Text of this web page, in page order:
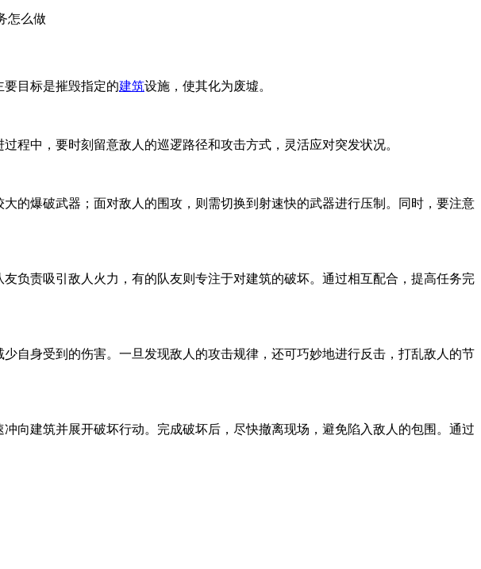
目标是摧毁指定的建筑设施，使其化为废墟。
程中，要时刻留意敌人的巡逻路径和攻击方式，灵活应对突发状况。
的爆破武器；面对敌人的围攻，则需切换到射速快的武器进行压制。同时，要注意
负责吸引敌人火力，有的队友则专注于对建筑的破坏。通过相互配合，提高任务完
自身受到的伤害。一旦发现敌人的攻击规律，还可巧妙地进行反击，打乱敌人的节
向建筑并展开破坏行动。完成破坏后，尽快撤离现场，避免陷入敌人的包围。通过